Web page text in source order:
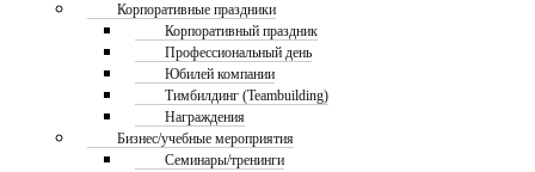
Корпоративные праздники
Корпоративный праздник
Профессиональный день
Юбилей компании
Тимбилдинг (Teambuilding)
Награждения
Бизнес/учебные мероприятия
Семинары/тренинги